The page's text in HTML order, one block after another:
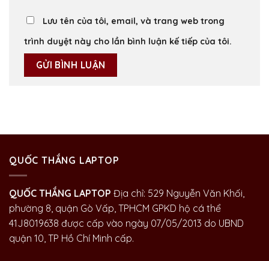
Lưu tên của tôi, email, và trang web trong
trình duyệt này cho lần bình luận kế tiếp của tôi.
QUỐC THẮNG LAPTOP
QUỐC THẮNG LAPTOP Địa chỉ: 529 Nguyễn Văn Khối,
phường 8, quận Gò Vấp, TPHCM GPKD hộ cá thể
41J8019638 được cấp vào ngày 07/05/2013 do UBND
quận 10, TP Hồ Chí Minh cấp.